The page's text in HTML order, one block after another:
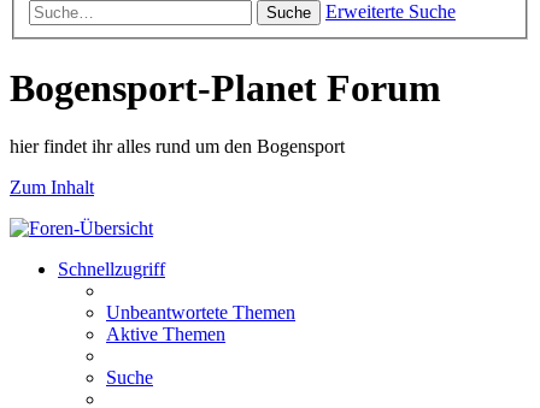
Suche Erweiterte Suche
Bogensport-Planet Forum
hier findet ihr alles rund um den Bogensport
Zum Inhalt
Schnellzugriff
Unbeantwortete Themen
Aktive Themen
Suche